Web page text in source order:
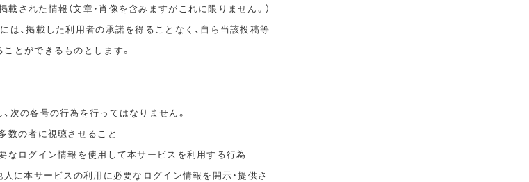
された情報（文章・肖像を含みますがこれに限りません。）
は、掲載した利用者の承諾を得ることなく、自ら当該投稿等
とができるものとします。
次の各号の行為を行ってはなりません。
数の者に視聴させること
なログイン情報を使用して本サービスを利用する行為
に本サービスの利用に必要なログイン情報を開示・提供さ